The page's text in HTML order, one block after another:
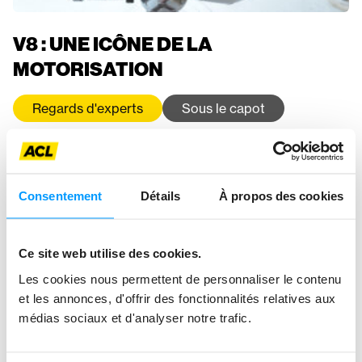
Consentement Détails À propos des cookies
Ce site web utilise des cookies.
Les cookies nous permettent de personnaliser le contenu
et les annonces, d'offrir des fonctionnalités relatives aux
médias sociaux et d'analyser notre trafic.
V8 : UNE ICÔNE DE LA
MOTORISATION
Regards d'experts Sous le capot